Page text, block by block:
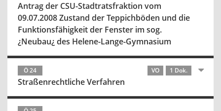
Antrag der CSU-Stadtratsfraktion vom
09.07.2008 Zustand der Teppichböden und die
Funktionsfähigkeit der Fenster im sog.
¿Neubau¿ des Helene-Lange-Gymnasium
Ö 24 VO 1 Dok.
Straßenrechtliche Verfahren